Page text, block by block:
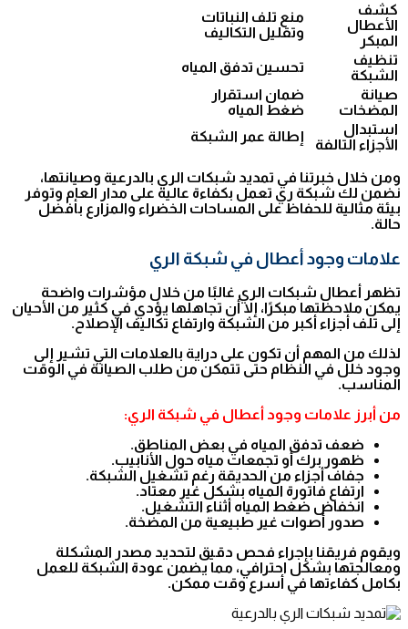
كشف
الأعطال
المبكر
منع تلف النباتات
وتقليل التكاليف
تنظيف
الشبكة
تحسين تدفق المياه
صيانة
المضخات
ضمان استقرار
ضغط المياه
استبدال
الأجزاء التالفة
إطالة عمر الشبكة
ومن خلال خبرتنا في تمديد شبكات الري بالدرعية وصيانتها،
نضمن لك شبكة ري تعمل بكفاءة عالية على مدار العام وتوفر
بيئة مثالية للحفاظ على المساحات الخضراء والمزارع بأفضل
حالة.
علامات وجود أعطال في شبكة الري
تظهر أعطال شبكات الري غالبًا من خلال مؤشرات واضحة
يمكن ملاحظتها مبكرًا، إلا أن تجاهلها يؤدي في كثير من الأحيان
إلى تلف أجزاء أكبر من الشبكة وارتفاع تكاليف الإصلاح.
لذلك من المهم أن تكون على دراية بالعلامات التي تشير إلى
وجود خلل في النظام حتى تتمكن من طلب الصيانة في الوقت
المناسب.
من أبرز علامات وجود أعطال في شبكة الري:
ضعف تدفق المياه في بعض المناطق.
ظهور برك أو تجمعات مياه حول الأنابيب.
جفاف أجزاء من الحديقة رغم تشغيل الشبكة.
ارتفاع فاتورة المياه بشكل غير معتاد.
انخفاض ضغط المياه أثناء التشغيل.
صدور أصوات غير طبيعية من المضخة.
ويقوم فريقنا بإجراء فحص دقيق لتحديد مصدر المشكلة
ومعالجتها بشكل احترافي، مما يضمن عودة الشبكة للعمل
بكامل كفاءتها في أسرع وقت ممكن.